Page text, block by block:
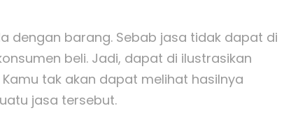
dengan barang. Sebab jasa tidak dapat di
beli. Jadi, dapat di ilustrasikan
tak akan dapat melihat hasilnya
jasa tersebut.